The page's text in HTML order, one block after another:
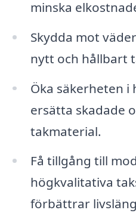
minska
Skydda mot
nytt och hållbart
Öka säkerheten
ersätta skadade
takmaterial.
Få tillgång till
högkvalitativa
förbättrar